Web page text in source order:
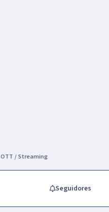
OTT / Streaming
Seguidores